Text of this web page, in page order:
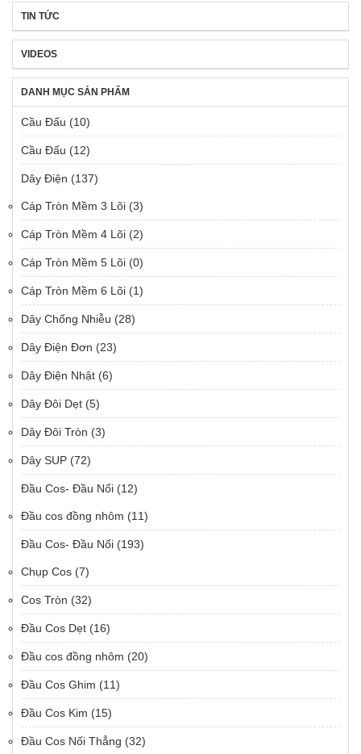
TIN TỨC
VIDEOS
DANH MỤC SẢN PHẨM
Cầu Đấu (10)
Cầu Đấu (12)
Dây Điện (137)
Cáp Tròn Mềm 3 Lõi (3)
Cáp Tròn Mềm 4 Lõi (2)
Cáp Tròn Mềm 5 Lõi (0)
Cáp Tròn Mềm 6 Lõi (1)
Dây Chống Nhiễu (28)
Dây Điện Đơn (23)
Dây Điện Nhật (6)
Dây Đôi Dẹt (5)
Dây Đôi Tròn (3)
Dây SUP (72)
Đầu Cos- Đầu Nối (12)
Đầu cos đồng nhôm (11)
Đầu Cos- Đầu Nối (193)
Chụp Cos (7)
Cos Tròn (32)
Đầu Cos Dẹt (16)
Đầu cos đồng nhôm (20)
Đầu Cos Ghim (11)
Đầu Cos Kim (15)
Đầu Cos Nối Thẳng (32)